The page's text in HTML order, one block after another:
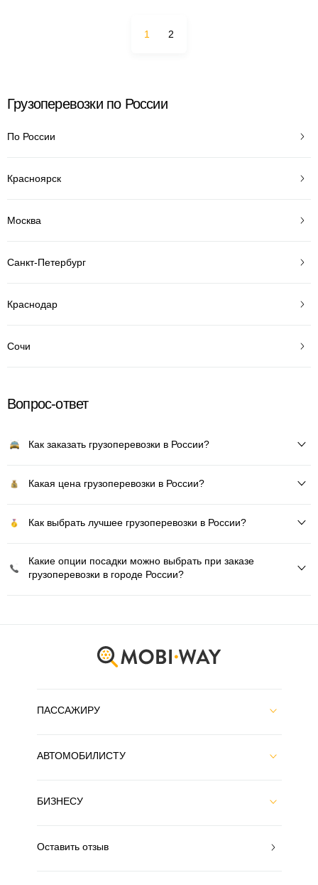
1 2
Грузоперевозки по России
По России
Красноярск
Москва
Санкт-Петербург
Краснодар
Сочи
Вопрос-ответ
Как заказать грузоперевозки в России?
Какая цена грузоперевозки в России?
Как выбрать лучшее грузоперевозки в России?
Какие опции посадки можно выбрать при заказе
грузоперевозки в городе России?
ПАССАЖИРУ
АВТОМОБИЛИСТУ
БИЗНЕСУ
Оставить отзыв